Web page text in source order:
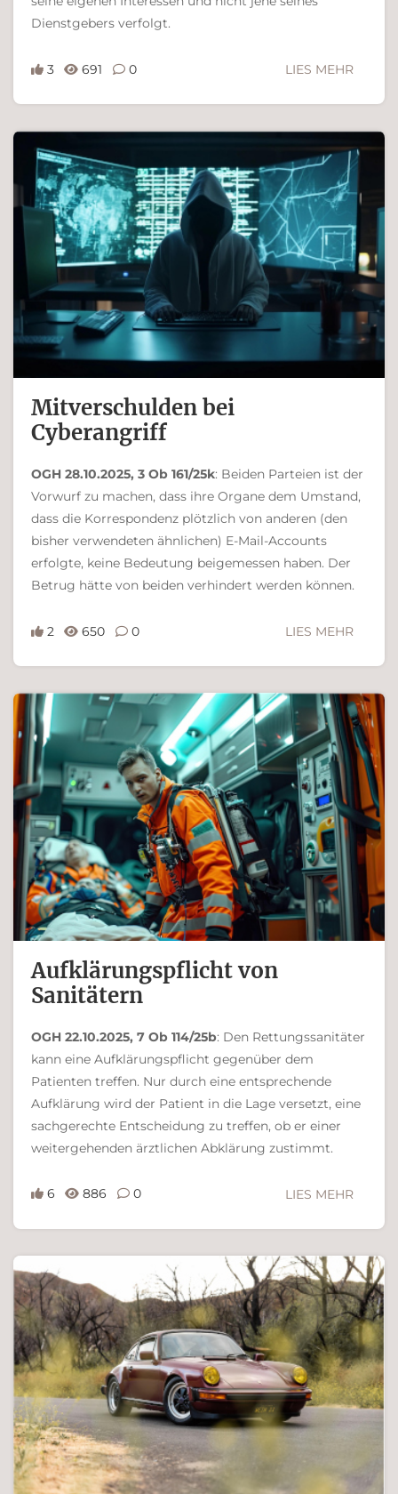
Dienstgebers verfolgt.
3 691 0 LIES MEHR
Ferdinand Bachinger
Mitverschulden bei
Cyberangriff
OGH 28.10.2025, 3 Ob 161/25k: Beiden Parteien ist der
Vorwurf zu machen, dass ihre Organe dem Umstand,
dass die Korrespondenz plötzlich von anderen (den
bisher verwendeten ähnlichen) E-Mail-Accounts
erfolgte, keine Bedeutung beigemessen haben. Der
Betrug hätte von beiden verhindert werden können.
2 650 0 LIES MEHR
Ferdinand Bachinger
Aufklärungspflicht von
Sanitätern
OGH 22.10.2025, 7 Ob 114/25b: Den Rettungssanitäter
kann eine Aufklärungspflicht gegenüber dem
Patienten treffen. Nur durch eine entsprechende
Aufklärung wird der Patient in die Lage versetzt, eine
sachgerechte Entscheidung zu treffen, ob er einer
weitergehenden ärztlichen Abklärung zustimmt.
6 886 0 LIES MEHR
Ferdinand Bachinger